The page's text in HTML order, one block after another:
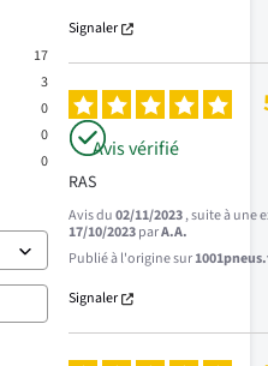
17
3
0
0
0
Signaler
Avis vérifié
RAS
Avis du02/11/2023, suite à une
17/10/2023parA.A.
Publié à l'origine sur
Signaler